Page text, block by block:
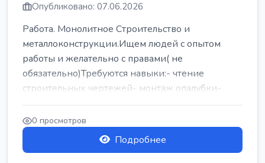
Опубликовано: 07.06.2026
Работа. Монолитное Строительство и
металлоконструкции.Ищем людей с опытом
работы и желательно с правами( не
обязательно)Требуются навыки:- чтение
строительных чертежей- монтаж опалубки-
армокаркасыОпл...
0 просмотров
Подробнее